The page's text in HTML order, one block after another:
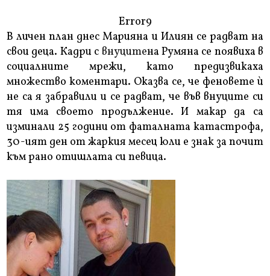
Error9
В личен план днес Марияна и Илиян се радват на
свои деца. Кадри с внуцитена Румяна се появиха в
социалните мрежи, като предизвикаха
множество коментари. Оказва се, че феновете ѝ
не са я забравили и се радват, че във внуците си
тя има своето продължение. И макар да са
изминали 25 години от фаталната катастрофа,
30-ият ден от жаркия месец юли е знак за почит
към рано отишлата си певица.